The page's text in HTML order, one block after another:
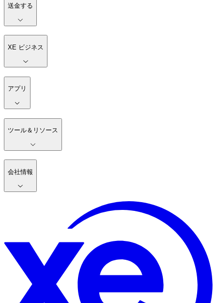
送金する
XE ビジネス
アプリ
ツール＆リソース
会社情報